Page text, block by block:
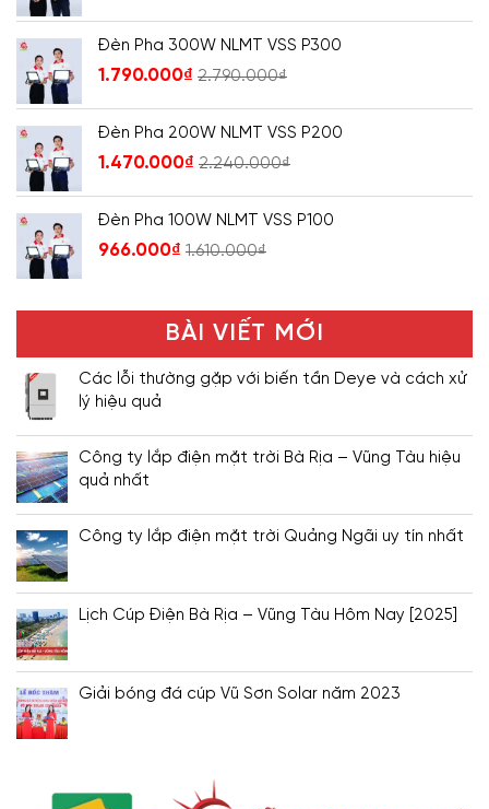
Đèn Pha 300W NLMT VSS P300
1.790.000₫ 2.790.000₫
Đèn Pha 200W NLMT VSS P200
1.470.000₫ 2.240.000₫
Đèn Pha 100W NLMT VSS P100
966.000₫ 1.610.000₫
BÀI VIẾT MỚI
Các lỗi thường gặp với biến tần Deye và cách xử
lý hiệu quả
Công ty lắp điện mặt trời Bà Rịa – Vũng Tàu hiệu
quả nhất
Công ty lắp điện mặt trời Quảng Ngãi uy tín nhất
Lịch Cúp Điện Bà Rịa – Vũng Tàu Hôm Nay [2025]
Giải bóng đá cúp Vũ Sơn Solar năm 2023